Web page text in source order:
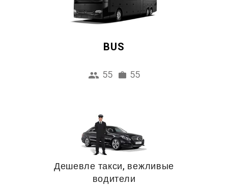
BUS
55 55
Дешевле такси, вежливые
водители